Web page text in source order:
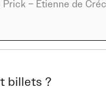
une
forte expérience
– Étienne de
billets ?